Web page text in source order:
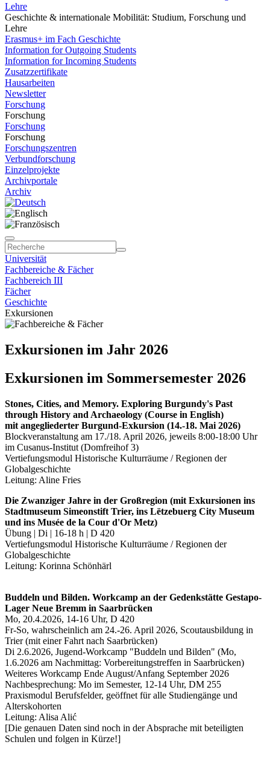
Lehre
Geschichte & internationale Mobilität: Studium, Forschung und
Lehre
Erasmus+ im Fach Geschichte
Information for Outgoing Students
Information for Incoming Students
Zusatzzertifikate
Hausarbeiten
Newsletter
Forschung
Forschung
Forschung
Forschung
Forschungszentren
Verbundforschung
Einzelprojekte
Archivportale
Archiv
Universität
Fachbereiche & Fächer
Fachbereich III
Fächer
Geschichte
Exkursionen
Exkursionen im Jahr 2026
Exkursionen im Sommersemester 2026
Stones, Cities, and Memory. Exploring Burgundy's Past
through History and Archaeology (Course in English)
mit angegliederter Burgund-Exkursion (14.-18. Mai 2026)
Blockveranstaltung am 17./18. April 2026, jeweils 8:00-18:00 Uhr
im Cusanus-Institut (Domfreihof 3)
Vertiefungsmodul Historische Kulturräume / Regionen der
Globalgeschichte
Leitung: Aline Fries
Die Zwanziger Jahre in der Großregion (mit Exkursionen ins
Stadtmuseum Simeonstift Trier, ins Lëtzebuerg City Museum
und ins Musée de la Cour d'Or Metz)
Übung | Di | 16-18 h | D 420
Vertiefungsmodul Historische Kulturräume / Regionen der
Globalgeschichte
Leitung: Korinna Schönhärl
Buddeln und Bilden. Workcamp an der Gedenkstätte Gestapo-
Lager Neue Bremm in Saarbrücken
Mo, 20.4.2026, 14-16 Uhr, D 420
Fr-So, wahrscheinlich am 24.-26. April 2026, Scoutausbildung in
Trier (mit einer Fahrt nach Saarbrücken)
Di 2.6.2026, Jugend-Workcamp "Buddeln und Bilden" (Mo,
1.6.2026 am Nachmittag: Vorbereitungstreffen in Saarbrücken)
Weiteres Workcamp Ende August/Anfang September 2026
Nachbesprechung: Mo im Semester, 12-14 Uhr, DM 255
Praxismodul Berufsfelder, geöffnet für alle Studiengänge und
Alterskohorten
Leitung: Alisa Alić
[Die genauen Daten sind noch in der Absprache mit beteiligten
Schulen und folgen in Kürze!]